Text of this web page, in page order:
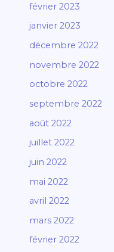
février 2023
janvier 2023
décembre 2022
novembre 2022
octobre 2022
septembre 2022
août 2022
juillet 2022
juin 2022
mai 2022
avril 2022
mars 2022
février 2022